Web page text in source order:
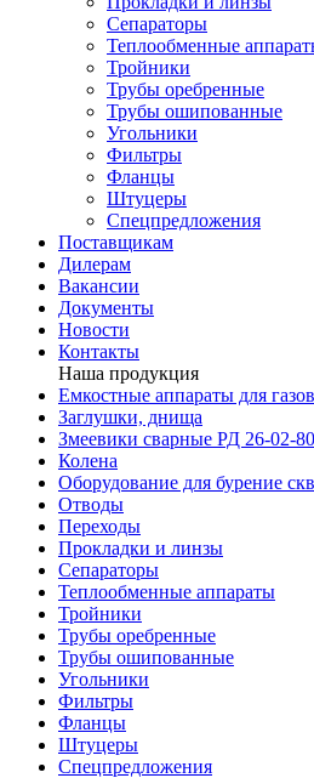
Сепараторы
Теплообменные
Тройники
Трубы оребренные
Трубы ошипованные
Угольники
Фильтры
Фланцы
Штуцеры
Спецпредложения
Поставщикам
Дилерам
Вакансии
Документы
Новости
Контакты
Наша продукция
Емкостные аппараты для
Заглушки, днища
Змеевики сварные РД 26-02-
Колена
Оборудование для бурение
Отводы
Переходы
Прокладки и линзы
Сепараторы
Теплообменные аппараты
Тройники
Трубы оребренные
Трубы ошипованные
Угольники
Фильтры
Фланцы
Штуцеры
Спецпредложения